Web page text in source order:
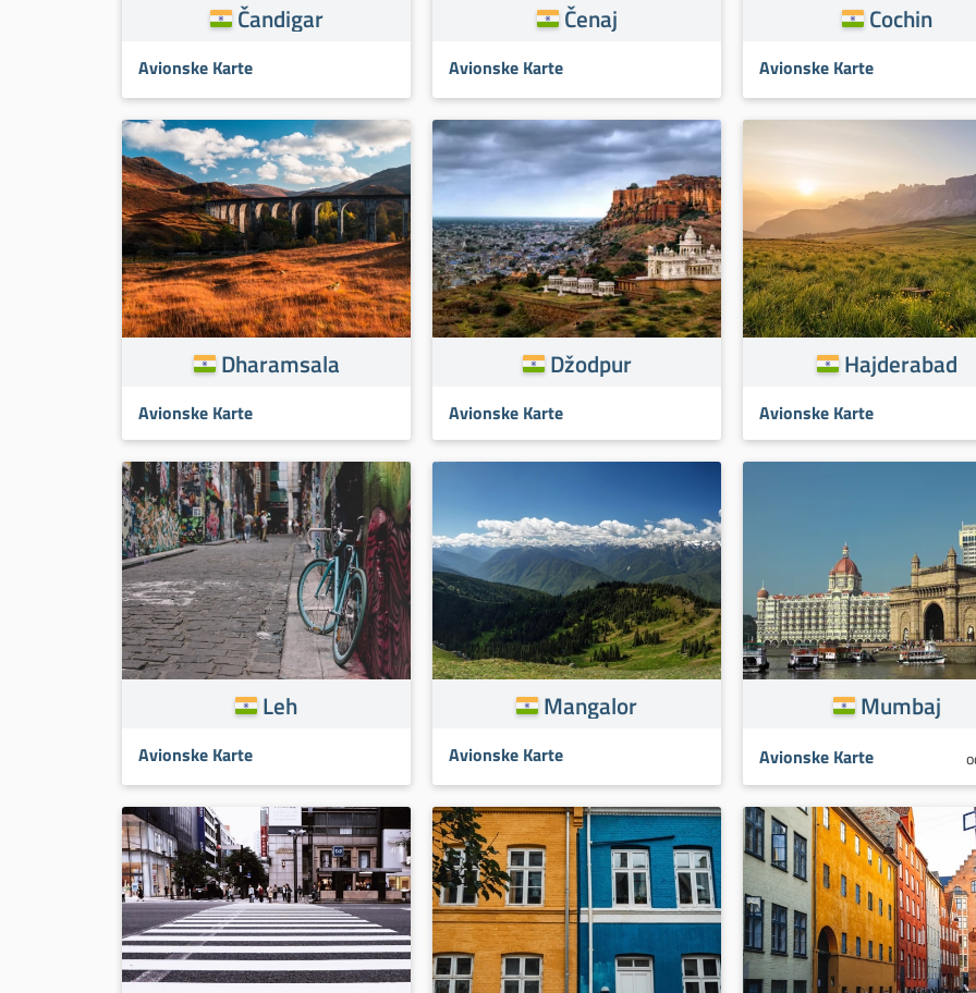
Čandigar
Avionske Karte
Čenaj
Avionske Karte
Cochin
Avionske Karte
Dharamsala
Avionske Karte
Džodpur
Avionske Karte
Hajderabad
Avionske Karte
Leh
Avionske Karte
Mangalor
Avionske Karte
Mumbaj
Avionske Karte